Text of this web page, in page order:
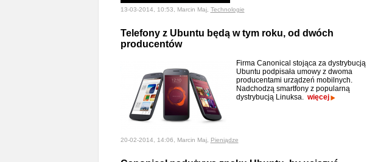
13-03-2014, 10:53, Marcin Maj, Technologie
Telefony z Ubuntu będą w tym roku, od dwóch
producentów
Firma Canonical stojąca za dystrybucją
Ubuntu podpisała umowy z dwoma
producentami urządzeń mobilnych.
Nadchodzą smartfony z popularną
dystrybucją Linuksa. więcej
20-02-2014, 14:06, Marcin Maj, Pieniądze